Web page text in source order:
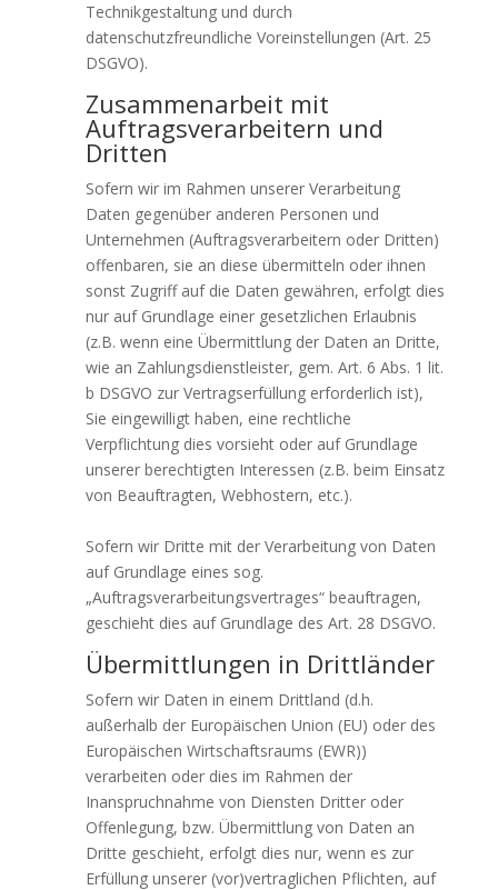
Technikgestaltung und durch
datenschutzfreundliche Voreinstellungen (Art. 25
DSGVO).
Zusammenarbeit mit
Auftragsverarbeitern und
Dritten
Sofern wir im Rahmen unserer Verarbeitung
Daten gegenüber anderen Personen und
Unternehmen (Auftragsverarbeitern oder Dritten)
offenbaren, sie an diese übermitteln oder ihnen
sonst Zugriff auf die Daten gewähren, erfolgt dies
nur auf Grundlage einer gesetzlichen Erlaubnis
(z.B. wenn eine Übermittlung der Daten an Dritte,
wie an Zahlungsdienstleister, gem. Art. 6 Abs. 1 lit.
b DSGVO zur Vertragserfüllung erforderlich ist),
Sie eingewilligt haben, eine rechtliche
Verpflichtung dies vorsieht oder auf Grundlage
unserer berechtigten Interessen (z.B. beim Einsatz
von Beauftragten, Webhostern, etc.).
Sofern wir Dritte mit der Verarbeitung von Daten
auf Grundlage eines sog.
„Auftragsverarbeitungsvertrages“ beauftragen,
geschieht dies auf Grundlage des Art. 28 DSGVO.
Übermittlungen in Drittländer
Sofern wir Daten in einem Drittland (d.h.
außerhalb der Europäischen Union (EU) oder des
Europäischen Wirtschaftsraums (EWR))
verarbeiten oder dies im Rahmen der
Inanspruchnahme von Diensten Dritter oder
Offenlegung, bzw. Übermittlung von Daten an
Dritte geschieht, erfolgt dies nur, wenn es zur
Erfüllung unserer (vor)vertraglichen Pflichten, auf